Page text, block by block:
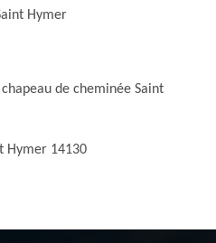
Hymer
de cheminée Saint
Hymer 14130